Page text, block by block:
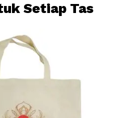
Setiap Tas